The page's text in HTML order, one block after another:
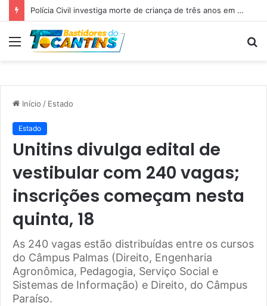
Polícia Civil investiga morte de criança de três anos em Palmas; pai é suspeito de agressão
Menu
Início / Estado
Estado
Unitins divulga edital de
vestibular com 240 vagas;
inscrições começam nesta
quinta, 18
As 240 vagas estão distribuídas entre os cursos
do Câmpus Palmas (Direito, Engenharia
Agronômica, Pedagogia, Serviço Social e
Sistemas de Informação) e Direito, do Câmpus
Paraíso.